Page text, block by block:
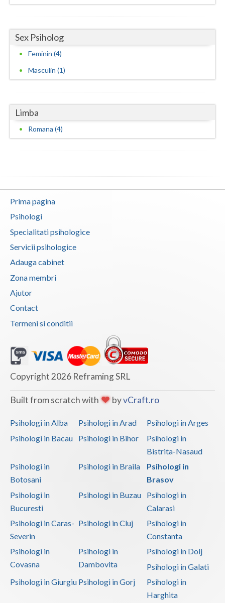
Sex Psiholog
Feminin (4)
Masculin (1)
Limba
Romana (4)
Prima pagina
Psihologi
Specialitati psihologice
Servicii psihologice
Adauga cabinet
Zona membri
Ajutor
Contact
Termeni si conditii
Copyright 2026 Reframing SRL
Built from scratch with byvCraft.ro
Psihologi in Alba Psihologi in Arad
Psihologi in Arges
Psihologi in Bacau
Psihologi in Bihor
Psihologi in
Bistrita-Nasaud
Psihologi in
Botosani
Psihologi in Braila
Psihologi in
Brasov
Psihologi in
Bucuresti
Psihologi in Buzau
Psihologi in
Calarasi
Psihologi in Caras-
Severin
Psihologi in Cluj
Psihologi in
Constanta
Psihologi in
Covasna
Psihologi in
Dambovita
Psihologi in Dolj
Psihologi in Galati
Psihologi in Giurgiu Psihologi in Gorj
Psihologi in
Harghita